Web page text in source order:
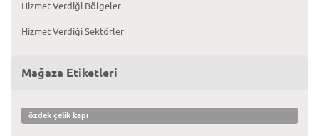
Hizmet Verdiği Bölgeler
Hizmet Verdiği Sektörler
Mağaza Etiketleri
özdek çelik kapı